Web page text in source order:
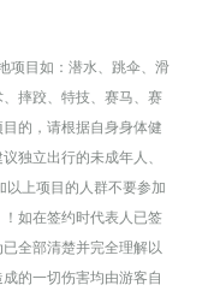
项目如：潜水、跳伞、滑
摔跤、特技、赛马、赛
的，请根据自身身体健
独立出行的未成年人、
以上项目的人群不要参加
如在签约时代表人已签
全部清楚并完全理解以
的一切伤害均由游客自